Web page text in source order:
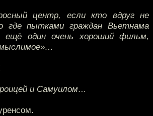
центр, если кто вдруг не
где пытками граждан Вьетнама
ещё один очень хороший фильм,
и Самуилом…